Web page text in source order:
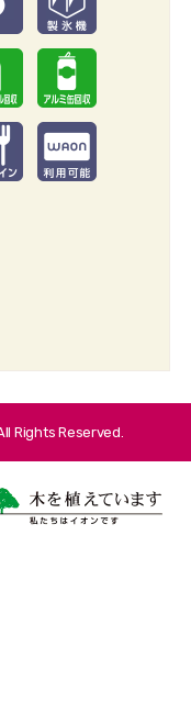
Rights Reserved.